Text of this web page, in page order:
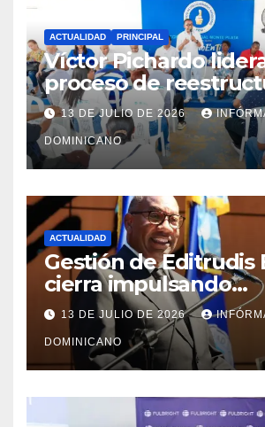
ACTUALIDAD PRINCIPAL
Víctor Pichardo
proceso de
y fortalecimiento del
Monte Plata
13 DE JULIO DE 2026
DOMINICANO
ACTUALIDAD
Gestión de Editrudis
cierra impulsando
modernización,
transformación
13 DE JULIO DE 2026
DOMINICANO